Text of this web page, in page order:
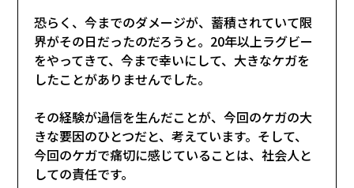
恐らく、今までのダメージが、蓄積されていて限
界がその日だったのだろうと。20年以上ラグビー
をやってきて、今まで幸いにして、大きなケガを
したことがありませんでした。
その経験が過信を生んだことが、今回のケガの大
きな要因のひとつだと、考えています。そして、
今回のケガで痛切に感じていることは、社会人と
しての責任です。